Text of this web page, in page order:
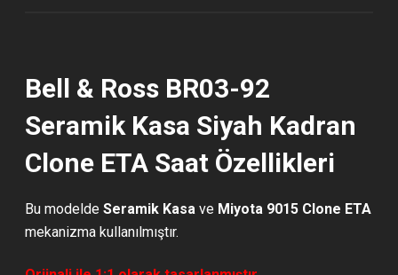
Bell & Ross BR03-92
Seramik Kasa Siyah Kadran
Clone ETA Saat Özellikleri
Bu modeldeSeramik Kasa ve Miyota 9015 Clone ETA
mekanizma kullanılmıştır.